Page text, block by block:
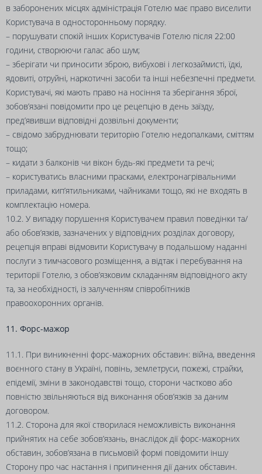
в заборонених місцях адміністрація Готелю має право виселити
Користувача в односторонньому порядку.
– порушувати спокій інших Користувачів Готелю після 22:00
години, створюючи галас або шум;
– зберігати чи приносити зброю, вибухові і легкозаймисті, їдкі,
ядовиті, отруйні, наркотичні засоби та інші небезпечні предмети.
Користувачі, які мають право на носіння та зберігання зброї,
зобов’язані повідомити про це рецепцію в день заїзду,
пред’явивши відповідні дозвільні документи;
– свідомо забруднювати територію Готелю недопалками, сміттям
тощо;
– кидати з балконів чи вікон будь-які предмети та речі;
– користуватись власними прасками, електронагрівальними
приладами, кип’ятильниками, чайниками тощо, які не входять в
комплектацію номера.
10.2. У випадку порушення Користувачем правил поведінки та/
або обов’язків, зазначених у відповідних розділах договору,
рецепція вправі відмовити Користувачу в подальшому наданні
послуги з тимчасового розміщення, а відтак і перебування на
території Готелю, з обов’язковим складанням відповідного акту
та, за необхідності, із залученням співробітників
правоохоронних органів.
11. Форс-мажор
11.1. При виникненні форс-мажорних обставин: війна, введення
воєнного стану в Україні, повінь, землетруси, пожежі, страйки,
епідемії, зміни в законодавстві тощо, сторони частково або
повністю звільняються від виконання обов’язків за даним
договором.
11.2. Сторона для якої створилася неможливість виконання
прийнятих на себе зобов’язань, внаслідок дії форс-мажорних
обставин, зобов’язана в письмовій формі повідомити іншу
Сторону про час настання і припинення дії даних обставин.